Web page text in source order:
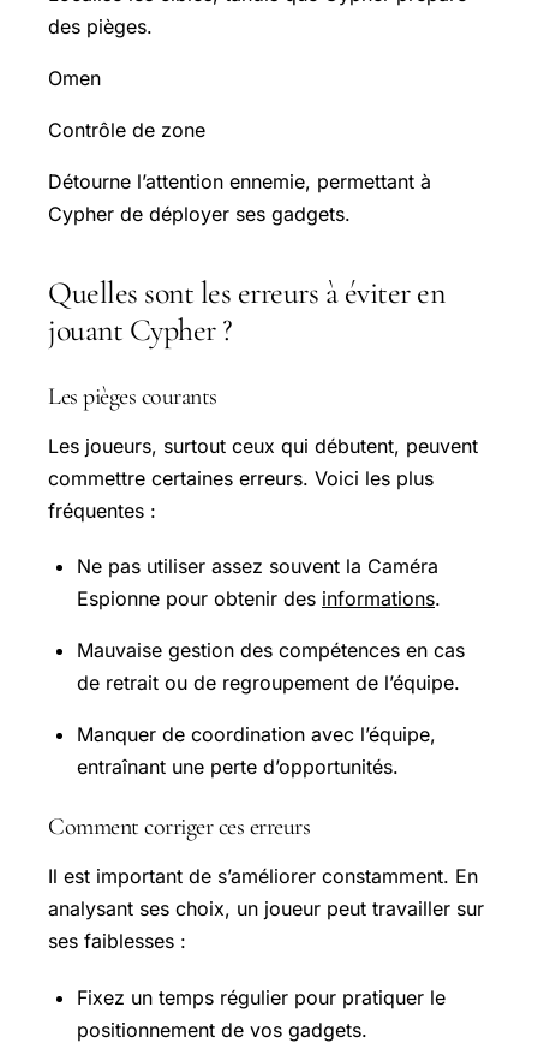
des pièges.
Omen
Contrôle de zone
Détourne l’attention ennemie, permettant à
Cypher de déployer ses gadgets.
Quelles sont les erreurs à éviter en
jouant Cypher ?
Les pièges courants
Les joueurs, surtout ceux qui débutent, peuvent
commettre certaines erreurs. Voici les plus
fréquentes :
Ne pas utiliser assez souvent la Caméra
Espionne pour obtenir des informations.
Mauvaise gestion des compétences en cas
de retrait ou de regroupement de l’équipe.
Manquer de coordination avec l’équipe,
entraînant une perte d’opportunités.
Comment corriger ces erreurs
Il est important de s’améliorer constamment. En
analysant ses choix, un joueur peut travailler sur
ses faiblesses :
Fixez un temps régulier pour pratiquer le
positionnement de vos gadgets.